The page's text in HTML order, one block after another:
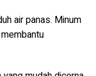
air panas. Minum